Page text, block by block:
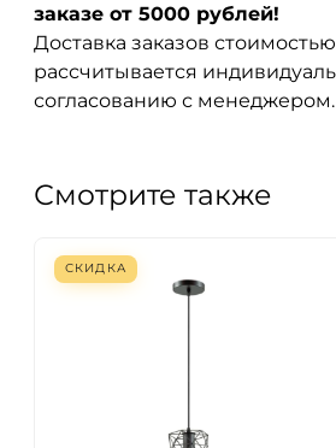
заказе от 5000 рублей!
Доставка заказов
рассчитывается
согласованию с менеджером.
Смотрите также
СКИДКА